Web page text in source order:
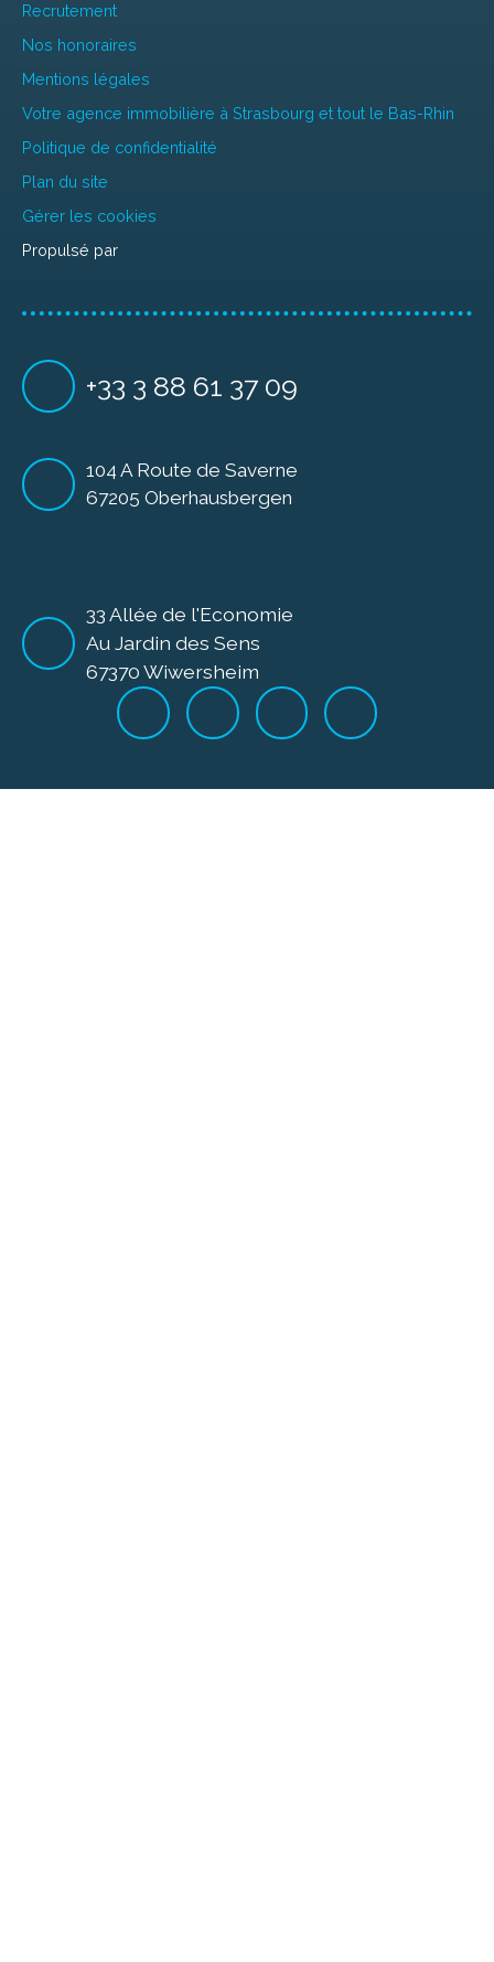
Recrutement
Nos honoraires
Mentions légales
Votre agence immobilière à Strasbourg et tout le Bas-Rhin
Politique de confidentialité
Plan du site
Gérer les cookies
Propulsé par
+33 3 88 61 37 09
104 A Route de Saverne
67205 Oberhausbergen
33 Allée de l'Economie
Au Jardin des Sens
67370 Wiwersheim